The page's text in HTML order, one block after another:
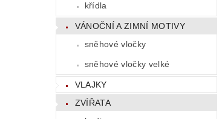
křídla
VÁNOČNÍ A ZIMNÍ MOTIVY
sněhové vločky
sněhové vločky velké
VLAJKY
ZVÍŘATA